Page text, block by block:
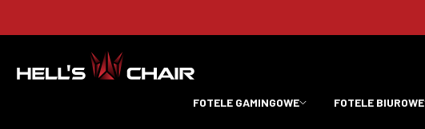
FOTELE GAMINGOWE FOTELE BIUROWE